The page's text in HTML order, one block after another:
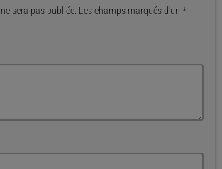
sera pas publiée. Les champs marqués d'un *